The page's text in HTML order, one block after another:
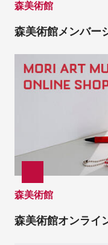
森美術館
森美術館メンバー
森美術館
森美術館オンライ